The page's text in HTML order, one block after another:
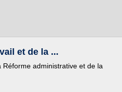
et de la ...
administrative et de la